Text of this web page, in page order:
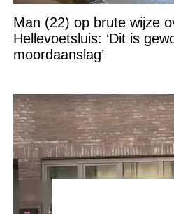
Man (22) op brute wijze
Hellevoetsluis: ‘Dit is
moordaanslag’